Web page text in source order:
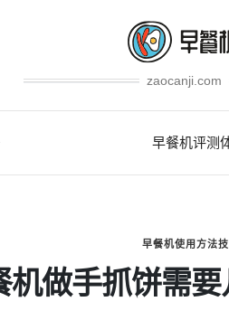
zaocanji.com
早餐机评测
早餐机使用方法
机做手抓饼需